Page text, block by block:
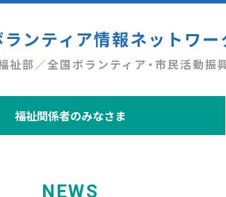
ランティア情報ネットワー
祉部／全国ボランティア・市民活動振
福祉関係者のみなさま
NEWS